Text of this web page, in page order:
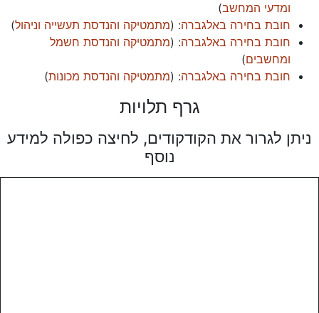
ומדעי המחשב)
חובת בחירה באלגברה: (מתמטיקה והנדסת תעשייה וניהול)
חובת בחירה באלגברה: (מתמטיקה והנדסת חשמל
ומחשבים)
חובת בחירה באלגברה: (מתמטיקה והנדסת מכונות)
גרף תלויות
ניתן לגרור את הקודקודים, לחיצה כפולה למידע
נוסף